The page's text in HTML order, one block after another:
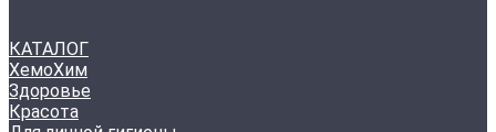
КАТАЛОГ
ХемоХим
Здоровье
Красота